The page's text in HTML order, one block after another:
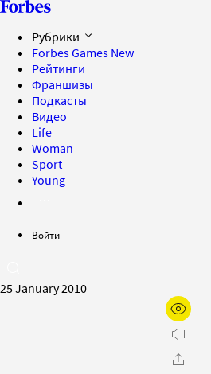
Рубрики
Forbes Games New
Рейтинги
Франшизы
Подкасты
Видео
Life
Woman
Sport
Young
Войти
25 January 2010